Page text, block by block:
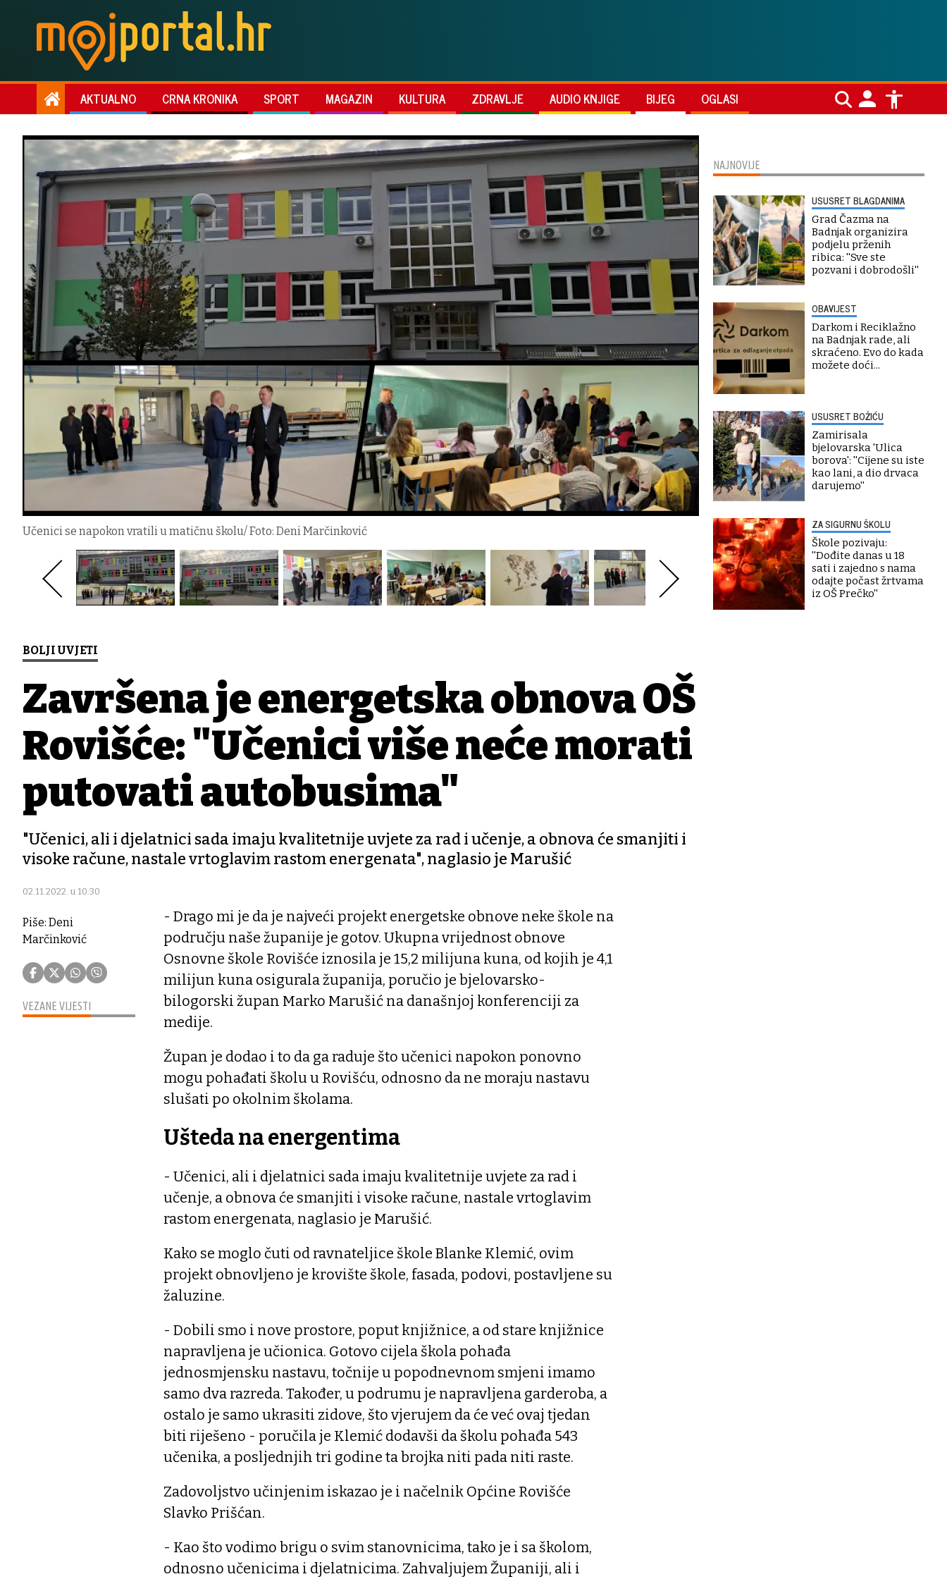
AKTUALNO CRNA KRONIKA SPORT MAGAZIN KULTURA ZDRAVLJE AUDIO KNJIGE BIJEG OGLASI
Učenici se napokon vratili u matičnu školu/ Foto: Deni Marčinković
BOLJI UVJETI
Završena je energetska obnova OŠ
Rovišće: "Učenici više neće morati
putovati autobusima"
"Učenici, ali i djelatnici sada imaju kvalitetnije uvjete za rad i učenje, a obnova će smanjiti i
visoke račune, nastale vrtoglavim rastom energenata", naglasio je Marušić
02.11.2022. u 10:30
Piše: Deni
Marčinković
VEZANE VIJESTI
- Drago mi je da je najveći projekt energetske obnove neke škole na
području naše županije je gotov. Ukupna vrijednost obnove
Osnovne škole Rovišće iznosila je 15,2 milijuna kuna, od kojih je 4,1
milijun kuna osigurala županija, poručio je bjelovarsko-
bilogorski župan Marko Marušić na današnjoj konferenciji za
medije.
Župan je dodao i to da ga raduje što učenici napokon ponovno
mogu pohađati školu u Rovišću, odnosno da ne moraju nastavu
slušati po okolnim školama.
Ušteda na energentima
- Učenici, ali i djelatnici sada imaju kvalitetnije uvjete za rad i
učenje, a obnova će smanjiti i visoke račune, nastale vrtoglavim
rastom energenata, naglasio je Marušić.
Kako se moglo čuti od ravnateljice škole Blanke Klemić, ovim
projekt obnovljeno je krovište škole, fasada, podovi, postavljene su
žaluzine.
- Dobili smo i nove prostore, poput knjižnice, a od stare knjižnice
napravljena je učionica. Gotovo cijela škola pohađa
jednosmjensku nastavu, točnije u popodnevnom smjeni imamo
samo dva razreda. Također, u podrumu je napravljena garderoba, a
ostalo je samo ukrasiti zidove, što vjerujem da će već ovaj tjedan
biti riješeno - poručila je Klemić dodavši da školu pohađa 543
učenika, a posljednjih tri godine ta brojka niti pada niti raste.
Zadovoljstvo učinjenim iskazao je i načelnik Općine Rovišće
Slavko Prišćan.
- Kao što vodimo brigu o svim stanovnicima, tako je i sa školom,
odnosno učenicima i djelatnicima. Zahvaljujem Županiji, ali i
NAJNOVIJE
USUSRET BLAGDANIMA
Grad Čazma na
Badnjak organizira
podjelu prženih
ribica: ''Sve ste
pozvani i dobrodošli''
OBAVIJEST
Darkom i Reciklažno
na Badnjak rade, ali
skraćeno. Evo do kada
možete doći...
USUSRET BOŽIĆU
Zamirisala
bjelovarska 'Ulica
borova': ''Cijene su iste
kao lani, a dio drvaca
darujemo''
ZA SIGURNU ŠKOLU
Škole pozivaju:
''Dođite danas u 18
sati i zajedno s nama
odajte počast žrtvama
iz OŠ Prečko''